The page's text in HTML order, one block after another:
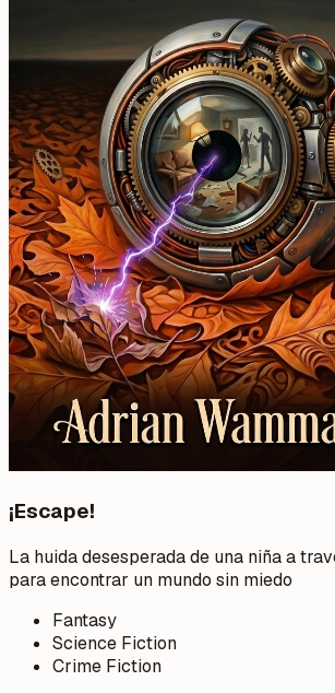
¡Escape!
La huida desesperada de una niña a
para encontrar un mundo sin miedo
Fantasy
Science Fiction
Crime Fiction